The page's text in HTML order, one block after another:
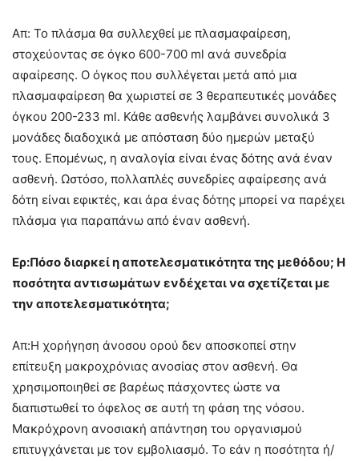
Απ: Το πλάσμα θα συλλεχθεί με πλασμαφαίρεση,
στοχεύοντας σε όγκο 600-700 ml ανά συνεδρία
αφαίρεσης. Ο όγκος που συλλέγεται μετά από μια
πλασμαφαίρεση θα χωριστεί σε 3 θεραπευτικές μονάδες
όγκου 200-233 ml. Κάθε ασθενής λαμβάνει συνολικά 3
μονάδες διαδοχικά με απόσταση δύο ημερών μεταξύ
τους. Επομένως, η αναλογία είναι ένας δότης ανά έναν
ασθενή. Ωστόσο, πολλαπλές συνεδρίες αφαίρεσης ανά
δότη είναι εφικτές, και άρα ένας δότης μπορεί να παρέχει
πλάσμα για παραπάνω από έναν ασθενή.
Ερ:Πόσο διαρκεί η αποτελεσματικότητα της μεθόδου; Η
ποσότητα αντισωμάτων ενδέχεται να σχετίζεται με
την αποτελεσματικότητα;
Απ:Η χορήγηση άνοσου ορού δεν αποσκοπεί στην
επίτευξη μακροχρόνιας ανοσίας στον ασθενή. Θα
χρησιμοποιηθεί σε βαρέως πάσχοντες ώστε να
διαπιστωθεί το όφελος σε αυτή τη φάση της νόσου.
Μακρόχρονη ανοσιακή απάντηση του οργανισμού
επιτυγχάνεται με τον εμβολιασμό. Το εάν η ποσότητα ή/